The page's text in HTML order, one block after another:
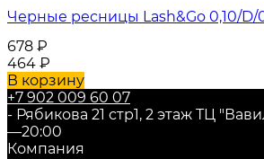
Черные ресницы Lash&Go 0,10/D/
678 ₽
464 ₽
В корзину
+7 902 009 60 07
- Рябикова 21 стр1, 2 этаж ТЦ
—20:00
Компания